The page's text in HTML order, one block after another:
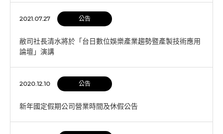
2021.07.27 公告
敝司社長清水將於「台日數位娛樂產業趨勢暨產製技術應用
論壇」演講
2020.12.10 公告
新年國定假期公司營業時間及休假公告